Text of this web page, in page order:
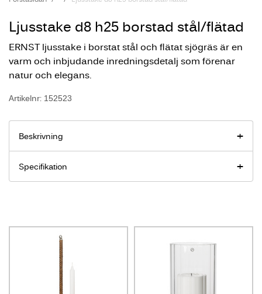
Ljusstake d8 h25 borstad stål/flätad
ERNST ljusstake i borstat stål och flätat sjögräs är en
varm och inbjudande inredningsdetalj som förenar
natur och elegans.
Artikelnr: 152523
Beskrivning
Specifikation